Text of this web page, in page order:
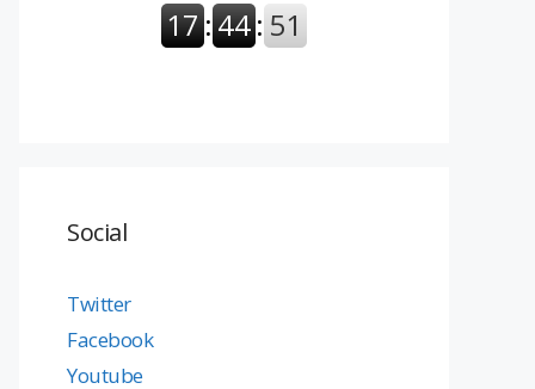
Social
Twitter
Facebook
Youtube